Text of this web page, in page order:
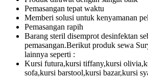
Pemasangan tepat waktu
Memberi solusi untuk kenyamanan
Pemasangan rapih
Barang steril disemprot desinfektan
pemasangan.Berikut produk sewa
lainnya seperti :
Kursi futura,kursi tiffany,kursi
sofa,kursi barstool,kursi bazar,kursi